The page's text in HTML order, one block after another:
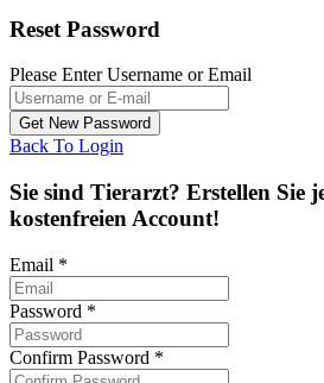
Reset Password
Please Enter Username or Email
Back To Login
Sie sind Tierarzt? Erstellen Sie
kostenfreien Account!
Email *
Password *
Confirm Password *